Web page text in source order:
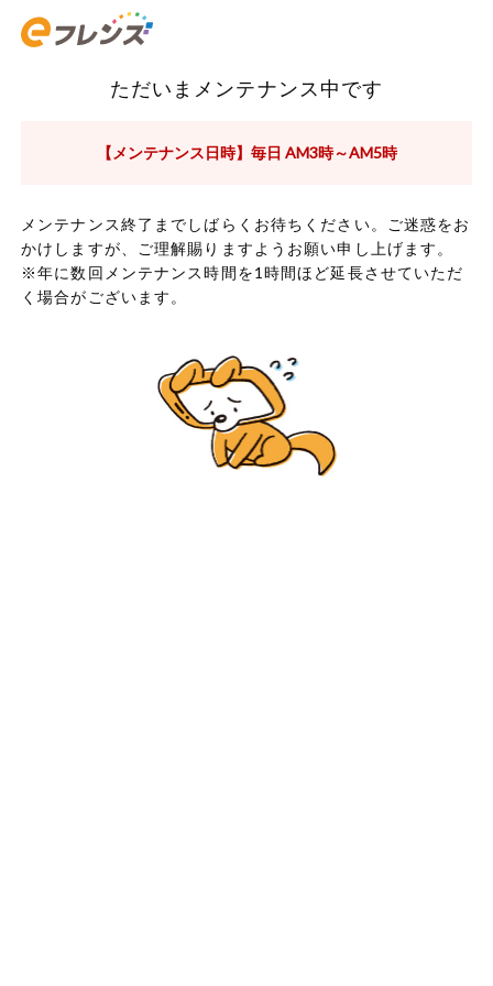
ただいまメンテナンス中です
【メンテナンス日時】毎日 AM3時～AM5時
メンテナンス終了までしばらくお待ちください。ご迷惑をお
かけしますが、ご理解賜りますようお願い申し上げます。
※年に数回メンテナンス時間を1時間ほど延長させていただ
く場合がございます。